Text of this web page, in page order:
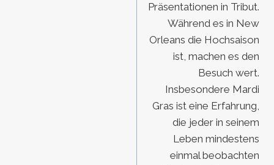
Präsentationen in Tribut.
Während es in New
Orleans die Hochsaison
ist, machen es den
Besuch wert.
Insbesondere Mardi
Gras ist eine Erfahrung,
die jeder in seinem
Leben mindestens
einmal beobachten